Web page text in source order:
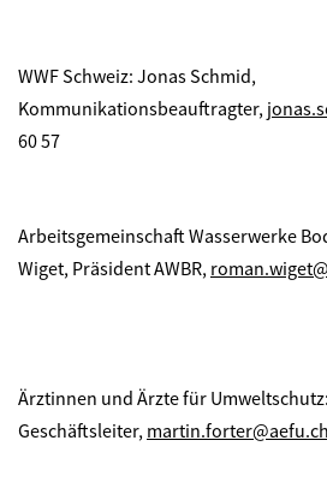
WWF Schweiz: Jonas Schmid,
Kommunikationsbeauftragter,
60 57
Arbeitsgemeinschaft Wasserwerke
Wiget, Präsident AWBR,
Ärztinnen und Ärzte für
Geschäftsleiter, martin.forter@aefu.ch